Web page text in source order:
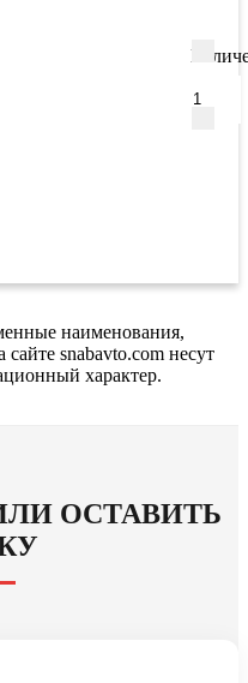
наименования,
snabavto.com несут
характер.
ОСТАВИТЬ